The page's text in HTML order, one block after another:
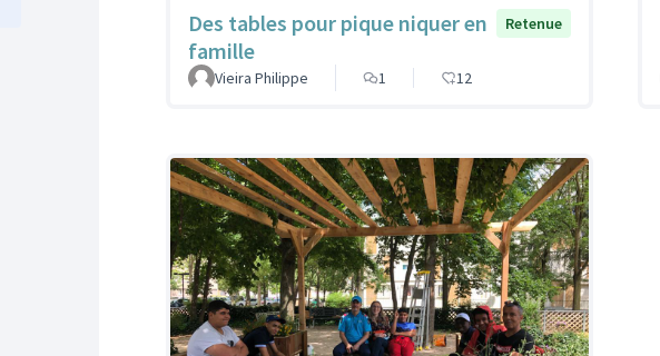
Des tables pour pique niquer en
famille
Retenue
Vieira Philippe 1 12